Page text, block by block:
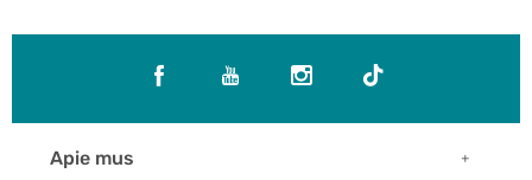
Apie mus